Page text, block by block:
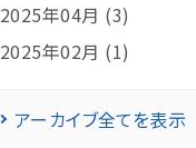
2025年04月 (3)
2025年02月 (1)
アーカイブ全てを表示